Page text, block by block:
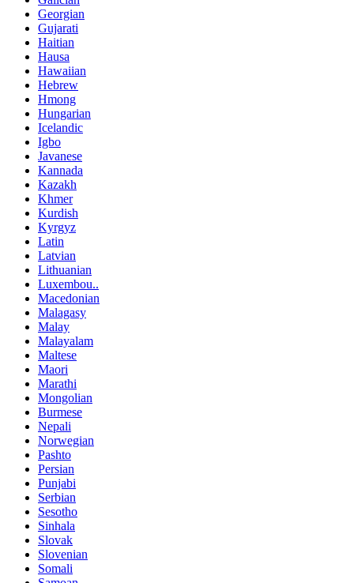
Georgian
Gujarati
Haitian
Hausa
Hawaiian
Hebrew
Hmong
Hungarian
Icelandic
Igbo
Javanese
Kannada
Kazakh
Khmer
Kurdish
Kyrgyz
Latin
Latvian
Lithuanian
Luxembou..
Macedonian
Malagasy
Malay
Malayalam
Maltese
Maori
Marathi
Mongolian
Burmese
Nepali
Norwegian
Pashto
Persian
Punjabi
Serbian
Sesotho
Sinhala
Slovak
Slovenian
Somali